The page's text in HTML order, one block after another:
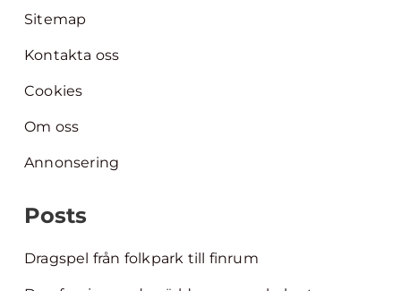
Sitemap
Kontakta oss
Cookies
Om oss
Annonsering
Posts
Dragspel från folkpark till finrum